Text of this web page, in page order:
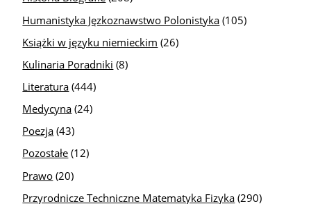
Humanistyka Jęzkoznawstwo Polonistyka (105)
Książki w języku niemieckim (26)
Kulinaria Poradniki (8)
Literatura (444)
Medycyna (24)
Poezja (43)
Pozostałe (12)
Prawo (20)
Przyrodnicze Techniczne Matematyka Fizyka (290)